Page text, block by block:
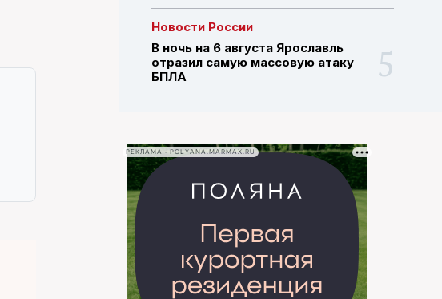
Новости России
В ночь на 6 августа Ярославль
отразил самую массовую атаку
БПЛА
РЕКЛАМА • POLYANA.MARMAX.RU